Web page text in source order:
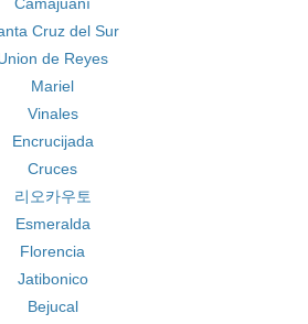
Cruz del Sur
de Reyes
Mariel
Vinales
Encrucijada
Cruces
리오카우토
Esmeralda
Florencia
Jatibonico
Bejucal